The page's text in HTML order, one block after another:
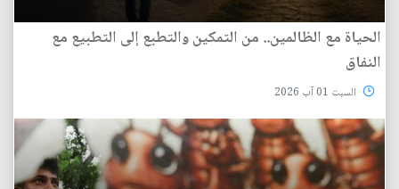
الحياة مع الظالمين.. من التمكين والتطبع إلى التطبيع مع
النفاق
السبت 01 آب 2026